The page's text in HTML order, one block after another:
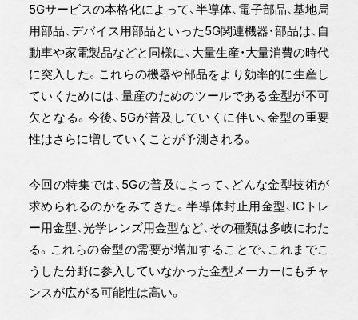
5Gサービスの本格化によって、半導体、電子部品、基地局
用部品、デバイス用部品といった5G関連機器・部品は、自
動車や家電製品などと同様に、大量生産・大量消費の時代
に突入した。これらの機器や部品をより効率的に生産し
ていくためには、量産のためのツールである金型が不可
欠となる。今後、5Gが普及していくに伴い、金型の重要
性はさらに増していくことが予測される。
今回の特集では、5Gの普及によって、どんな金型技術が
求められるのかをみてきた。半導体封止用金型、ICトレ
ー用金型、光学レンズ用金型など、その種類は多岐にわた
る。これらの金型の需要が増加することで、これまでこ
うした分野に参入していなかった金型メーカーにもチャ
ンスが広がる可能性は高い。